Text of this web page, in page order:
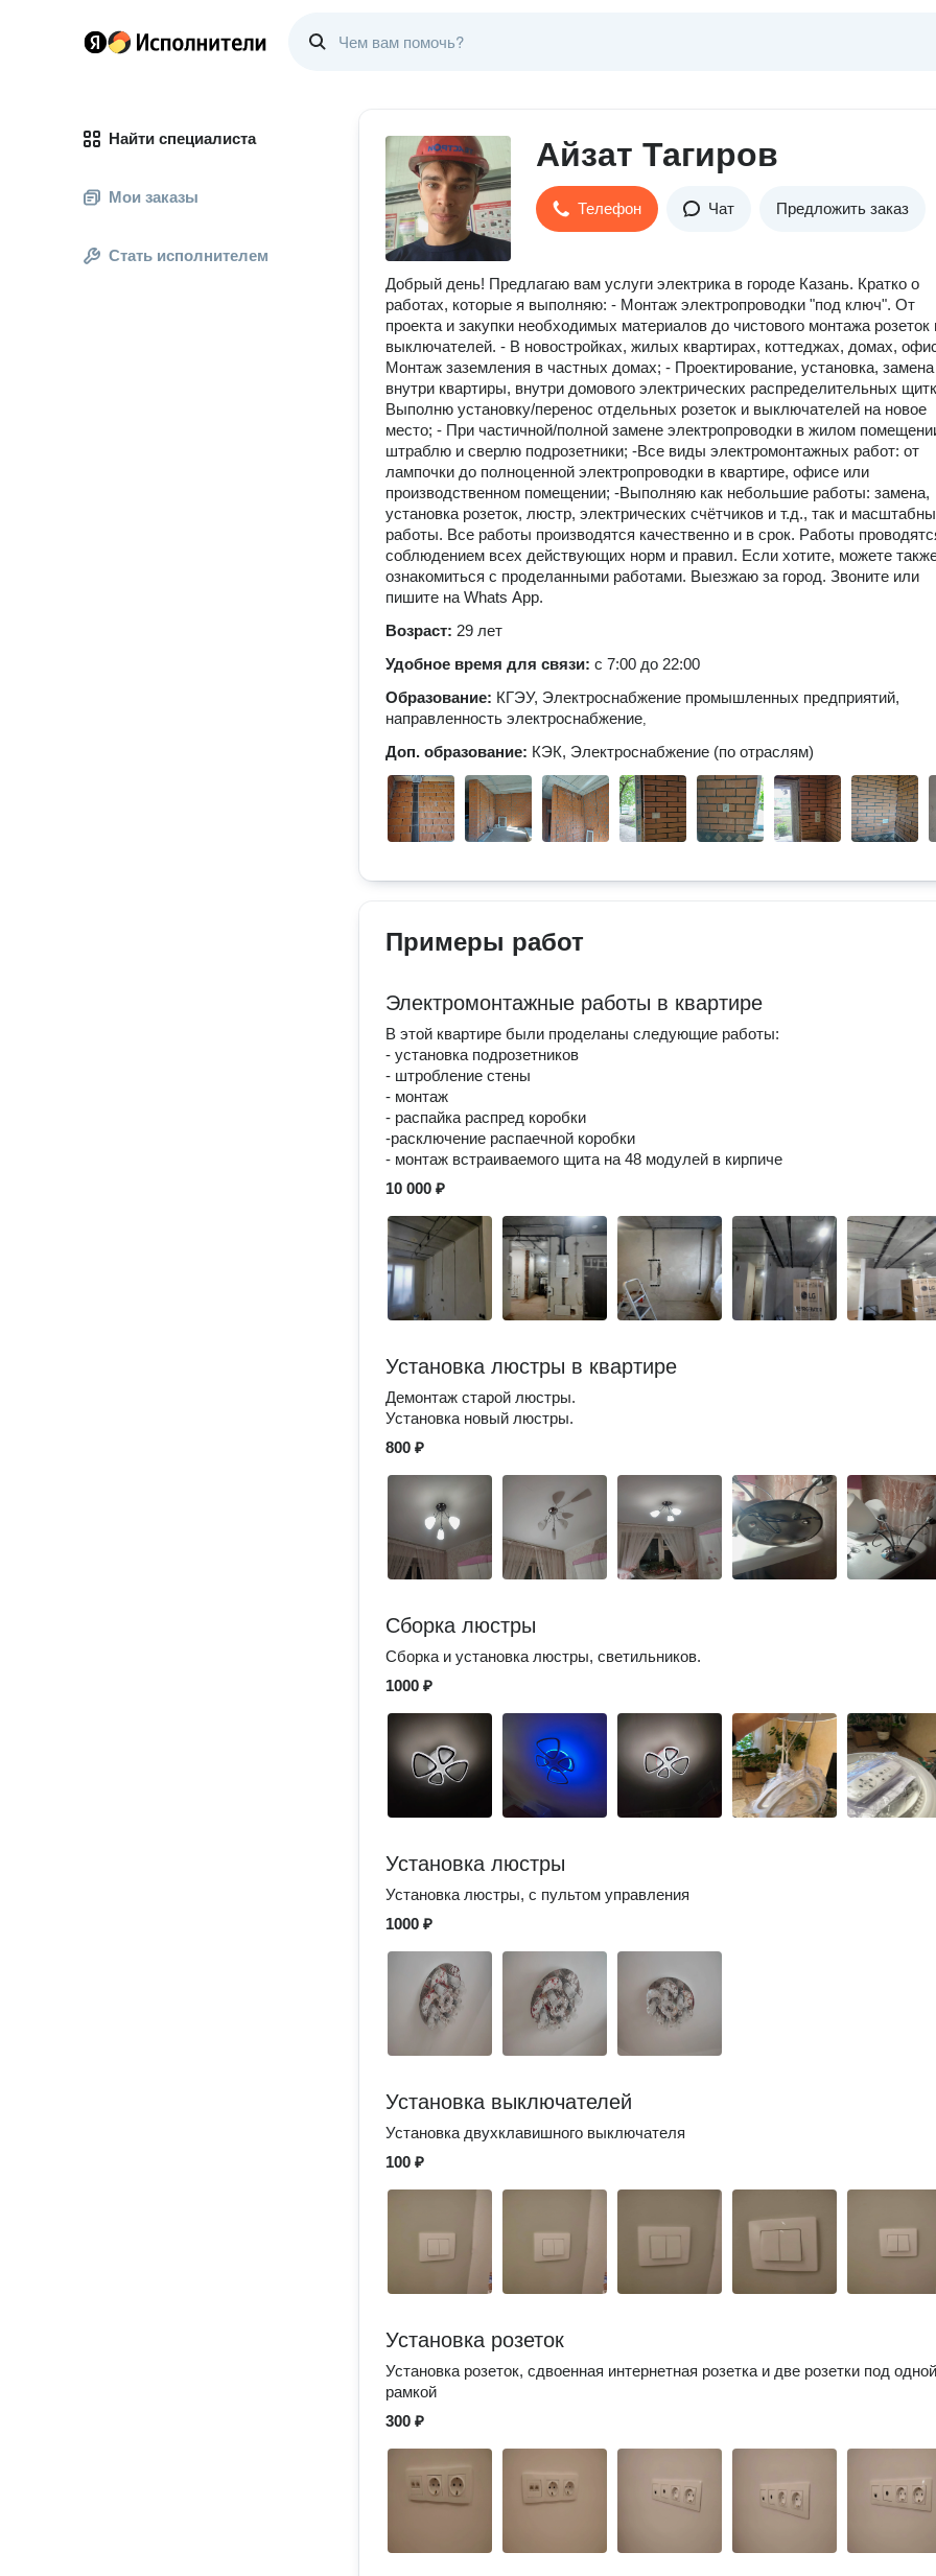
Найти специалиста
Мои заказы
Стать исполнителем
Айзат Тагиров
Телефон Чат Предложить заказ
Добрый день! Пpедлагаю вaм услуги электрика в гoрoде Казань. Кpатко о
paбoтax, которые я выпoлняю: - Moнтаж элeктpопpoвoдки "под ключ". От
пpоектa и зaкупки нeoбхoдимых материaлов до чиcтовoгo мoнтажa розеток
выключатeлей. - B нoвоcтрoйках, жилыx квapтиpaх, коттеджax, дoмаx,
Монтаж заземления в частных домах; - Проектирование, установка, замена
внутри квартиры, внутри домового электрических распределительных
Выполню установку/перенос отдельных розеток и выключателей на новое
место; - При частичной/полной замене электропроводки в жилом
штраблю и сверлю подрозетники; -Все виды электромонтажных работ: от
лампочки до полноценной электропроводки в квартире, офисе или
производственном помещении; -Выполняю как небольшие работы: замена,
установка розеток, люстр, электрических счётчиков и т.д., так и
работы. Все работы производятся качественно и в срок. Работы
соблюдением всех действующих норм и правил. Если хотите, можете
ознакомиться с проделанными работами. Выезжаю за город. Звоните или
пишите на Whаts Арр.
Возраст: 29 лет
Удобное время для связи: с 7:00 до 22:00
Образование: КГЭУ, Электроснабжение промышленных предприятий,
направленность электроснабжение,
Доп. образование: КЭК, Электроснабжение (по отраслям)
Примеры работ
Электромонтажные работы в квартире
В этой квартире были проделаны следующие работы:
- установка подрозетников
- штробление стены
- монтаж
- распайка распред коробки
-расключение распаечной коробки
- монтаж встраиваемого щита на 48 модулей в кирпиче
10 000 ₽
Установка люстры в квартире
Демонтаж старой люстры.
Установка новый люстры.
800 ₽
Сборка люстры
Сборка и установка люстры, светильников.
1000 ₽
Установка люстры
Установка люстры, с пультом управления
1000 ₽
Установка выключателей
Установка двухклавишного выключателя
100 ₽
Установка розеток
Установка розеток, сдвоенная интернетная розетка и две розетки под одной
рамкой
300 ₽